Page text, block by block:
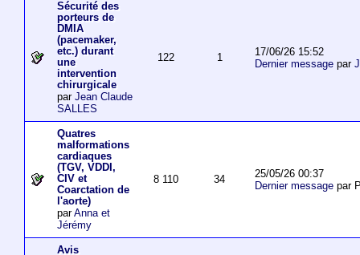
Sécurité des
porteurs de
DMIA
(pacemaker,
etc.) durant
une
intervention
chirurgicale
par Jean Claude
SALLES
122 1
17/06/26 15:52
Dernier messagepar
Quatres
malformations
cardiaques
(TGV, VDDI,
CIV et
Coarctation de
l'aorte)
parAnna et
Jérémy
8 110 34
25/05/26 00:37
Dernier messagepar
Avis